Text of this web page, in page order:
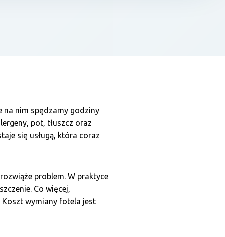
na nim spędzamy godziny
pot, tłuszcz oraz
się usługą, która coraz
problem. W praktyce
Co więcej,
wymiany fotela jest